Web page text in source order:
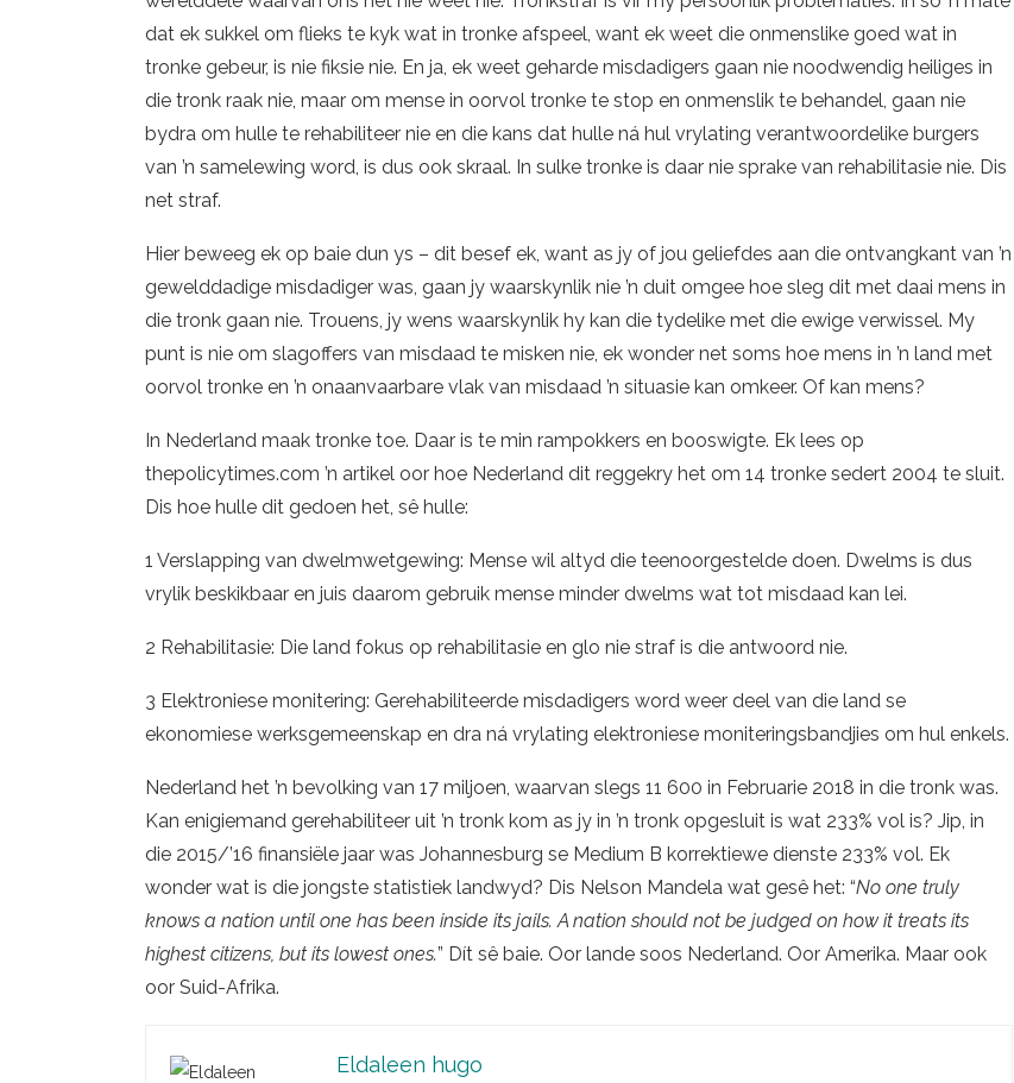
dat ek sukkel om flieks te kyk wat in tronke afspeel, want ek weet die onmenslike goed wat in
tronke gebeur, is nie fiksie nie. En ja, ek weet geharde misdadigers gaan nie noodwendig heiliges in
die tronk raak nie, maar om mense in oorvol tronke te stop en onmenslik te behandel, gaan nie
bydra om hulle te rehabiliteer nie en die kans dat hulle ná hul vrylating verantwoordelike burgers
van ’n samelewing word, is dus ook skraal. In sulke tronke is daar nie sprake van rehabilitasie nie. Dis
net straf.
Hier beweeg ek op baie dun ys – dit besef ek, want as jy of jou geliefdes aan die ontvangkant van ’n
gewelddadige misdadiger was, gaan jy waarskynlik nie ’n duit omgee hoe sleg dit met daai mens in
die tronk gaan nie. Trouens, jy wens waarskynlik hy kan die tydelike met die ewige verwissel. My
punt is nie om slagoffers van misdaad te misken nie, ek wonder net soms hoe mens in ’n land met
oorvol tronke en ’n onaanvaarbare vlak van misdaad ’n situasie kan omkeer. Of kan mens?
In Nederland maak tronke toe. Daar is te min rampokkers en booswigte. Ek lees op
thepolicytimes.com ’n artikel oor hoe Nederland dit reggekry het om 14 tronke sedert 2004 te sluit.
Dis hoe hulle dit gedoen het, sê hulle:
1 Verslapping van dwelmwetgewing: Mense wil altyd die teenoorgestelde doen. Dwelms is dus
vrylik beskikbaar en juis daarom gebruik mense minder dwelms wat tot misdaad kan lei.
2 Rehabilitasie: Die land fokus op rehabilitasie en glo nie straf is die antwoord nie.
3 Elektroniese monitering: Gerehabiliteerde misdadigers word weer deel van die land se
ekonomiese werksgemeenskap en dra ná vrylating elektroniese moniteringsbandjies om hul enkels.
Nederland het ’n bevolking van 17 miljoen, waarvan slegs 11 600 in Februarie 2018 in die tronk was.
Kan enigiemand gerehabiliteer uit ’n tronk kom as jy in ’n tronk opgesluit is wat 233% vol is? Jip, in
die 2015/’16 finansiële jaar was Johannesburg se Medium B korrektiewe dienste 233% vol. Ek
wonder wat is die jongste statistiek landwyd? Dis Nelson Mandela wat gesê het: “No one truly
knows a nation until one has been inside its jails. A nation should not be judged on how it treats its
highest citizens, but its lowest ones.” Dít sê baie. Oor lande soos Nederland. Oor Amerika. Maar ook
oor Suid-Afrika.
Eldaleen hugo